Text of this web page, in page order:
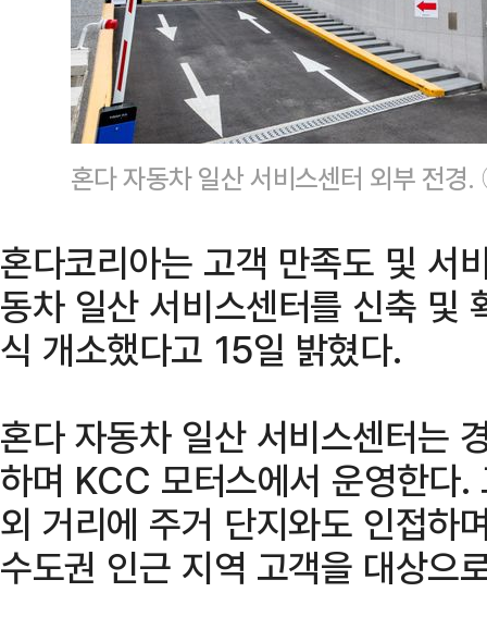
혼다 자동차 일산 서비스센터 외부 전
혼다코리아는 고객 만족도 및 서
동차 일산 서비스센터를 신축 및
식 개소했다고 15일 밝혔다.
혼다 자동차 일산 서비스센터는
하며 KCC 모터스에서 운영한다
외 거리에 주거 단지와도 인접하
수도권 인근 지역 고객을 대상으